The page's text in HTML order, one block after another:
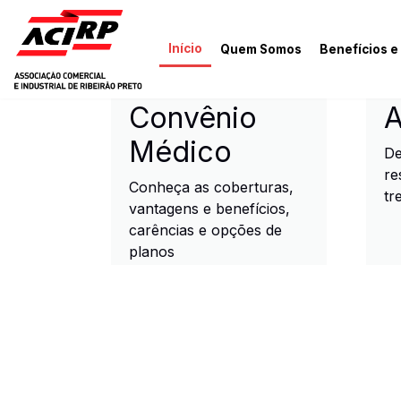
Pular para o conteúdo principal
Início Quem Somos Benefícios
ACIRP - Associação
Convênio
Médico
Conheça as coberturas,
vantagens e benefícios,
carências e opções de
planos